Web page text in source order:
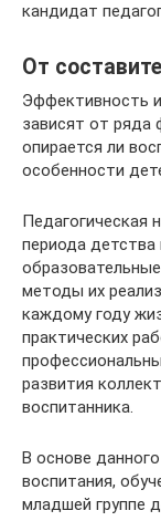
кандидат
От
Эффективность
зависят от ряда
опирается ли
особенности
Педагогическая
периода
методы их
каждому году
практических
развития
воспитанника.
В основе
воспитания,
младшей группе